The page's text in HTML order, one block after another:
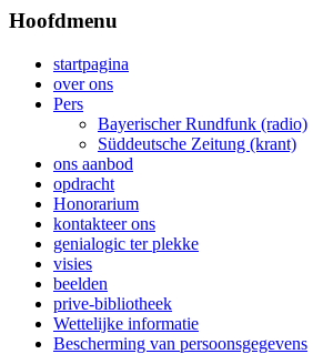
Hoofdmenu
startpagina
over ons
Pers
Bayerischer Rundfunk (radio)
Süddeutsche Zeitung (krant)
ons aanbod
opdracht
Honorarium
kontakteer ons
genialogic ter plekke
visies
beelden
prive-bibliotheek
Wettelijke informatie
Bescherming van persoonsgegevens